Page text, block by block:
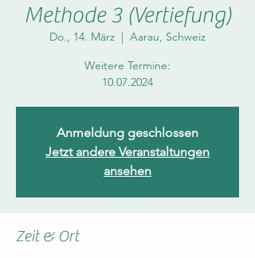
Methode 3 (Vertiefung)
Do., 14. März
  |
Aarau, Schweiz
Weitere Termine:
Anmeldung geschlossen
Jetzt andere Veranstaltungen
ansehen
Zeit & Ort